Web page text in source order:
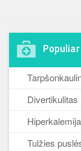
Divertikulitas
Hiperkalemija
Tulžies